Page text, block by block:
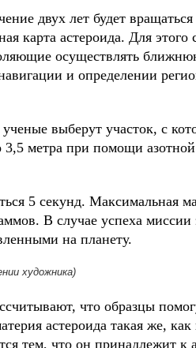
двух лет будет
карта астероида. Для
осуществлять
и определении
выберут участок, с
метра при помощи азотной
5 секунд. Максимальная
В случае успеха миссии
на планету.
художника)
что образцы
астероида такая же, как
тем, что он принадлежит к